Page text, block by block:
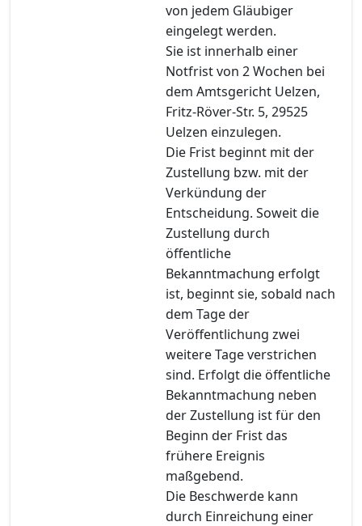
von jedem Gläubiger
eingelegt werden.
Sie ist innerhalb einer
Notfrist von 2 Wochen bei
dem Amtsgericht Uelzen,
Fritz-Röver-Str. 5, 29525
Uelzen einzulegen.
Die Frist beginnt mit der
Zustellung bzw. mit der
Verkündung der
Entscheidung. Soweit die
Zustellung durch
öffentliche
Bekanntmachung erfolgt
ist, beginnt sie, sobald nach
dem Tage der
Veröffentlichung zwei
weitere Tage verstrichen
sind. Erfolgt die öffentliche
Bekanntmachung neben
der Zustellung ist für den
Beginn der Frist das
frühere Ereignis
maßgebend.
Die Beschwerde kann
durch Einreichung einer